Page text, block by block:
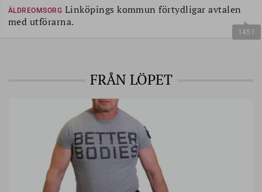
ÄLDREOMSORG Linköpings kommun förtydligar avtalen
med utförarna.
1451
FRÅN LÖPET